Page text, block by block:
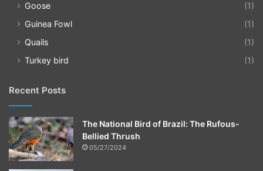
Goose
(1)
Guinea Fowl
(1)
Quails
(1)
Turkey bird
(1)
Recent Posts
The National Bird of Brazil: The Rufous-
Bellied Thrush
05/27/2024